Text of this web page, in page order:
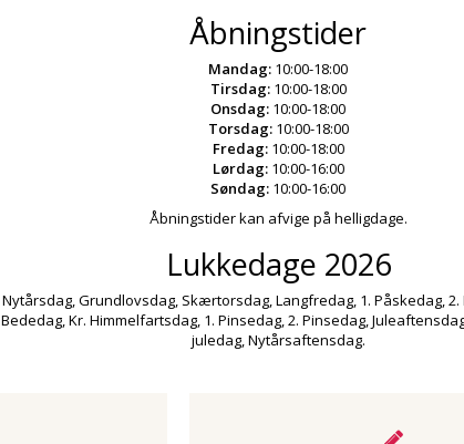
Åbningstider
Mandag: 10:00-18:00
Tirsdag:10:00-18:00
Onsdag: 10:00-18:00
Torsdag:10:00-18:00
Fredag:10:00-18:00
Lørdag:10:00-16:00
Søndag: 10:00-16:00
Åbningstider kan afvige på helligdage.
Lukkedage 2026
Nytårsdag, Grundlovsdag, Skærtorsdag, Langfredag, 1. Påskedag, 2.
Bededag, Kr. Himmelfartsdag, 1. Pinsedag, 2. Pinsedag,
juledag, Nytårsaftensdag.